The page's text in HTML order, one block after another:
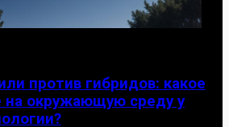
против гибридов: какое
на окружающую среду у